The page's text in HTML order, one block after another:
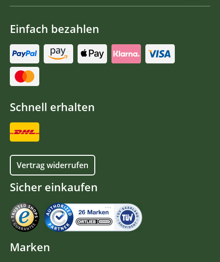
Einfach bezahlen
Schnell erhalten
Vertrag widerrufen
Sicher einkaufen
Marken